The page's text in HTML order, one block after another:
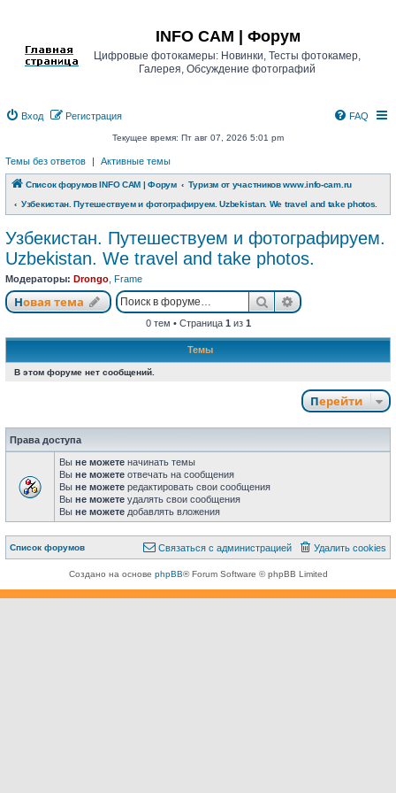
INFO CAM | Форум
Цифровые фотокамеры: Новинки, Тесты фотокамер,
Галерея, Обсуждение фотографий
Вход Регистрация FAQ
Текущее время: Пт авг 07, 2026 5:01 pm
Темы без ответов | Активные темы
Список форумов INFO CAM | Форум
Туризм от участников www.info-cam.ru
Узбекистан. Путешествуем и фотографируем. Uzbekistan. We travel and take photos.
Узбекистан. Путешествуем и фотографируем.
Uzbekistan. We travel and take photos.
Модераторы: Drongo Frame
Новая тема
Новая тема ПоискРасширенный
0 тем • Страница 1 из 1
Темы
В этом форуме нет сообщений.
Перейти
Права доступа
Вы не можете начинать темы
Вы не можете отвечать на сообщения
Вы не можете редактировать свои сообщения
Вы не можете удалять свои сообщения
Вы не можете добавлять вложения
Список форумов Удалить cookies
Связаться с
Связаться с администрацией
Создано на основе phpBB® Forum Software © phpBB Limited